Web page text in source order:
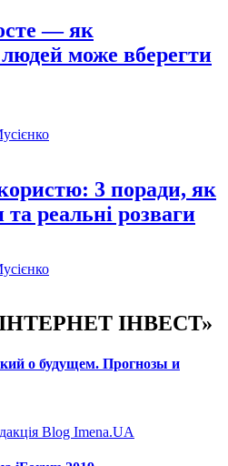
— як
може вберегти
3 поради, як
реальні розваги
ІНВЕСТ»
о будущем. Прогнозы и
Blog Imena.UA